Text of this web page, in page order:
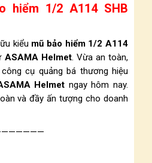
hiểm 1/2 A114 SHB
kiểu mũ bảo hiểm 1/2 A114
ASAMA Helmet. Vừa an toàn,
cụ quảng bá thương hiệu
Helmet ngay hôm nay.
và đầy ấn tượng cho doanh